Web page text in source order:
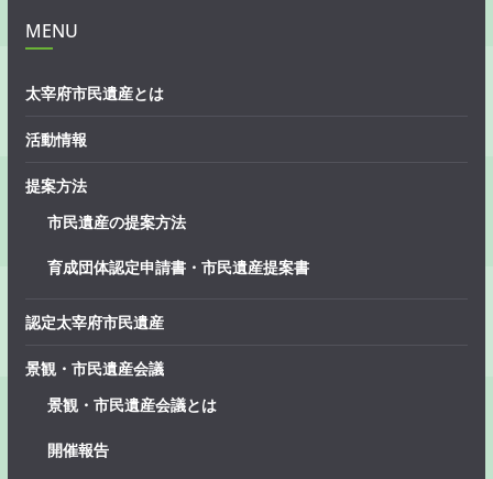
MENU
太宰府市民遺産とは
活動情報
提案方法
市民遺産の提案方法
育成団体認定申請書・市民遺産提案書
認定太宰府市民遺産
景観・市民遺産会議
景観・市民遺産会議とは
開催報告